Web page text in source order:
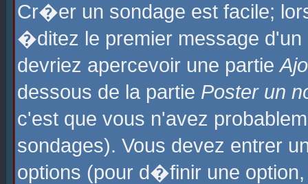
Cr�er un sondage est facile;
�ditez le premier message
devriez apercevoir une partie
dessous de la partie Poster un
c'est que vous n'avez
sondages). Vous devez entrer
options (pour d�finir une